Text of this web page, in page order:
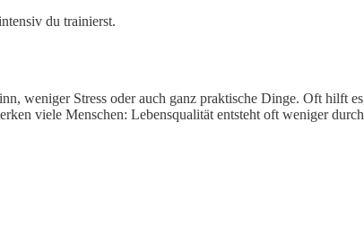
du trainierst.
weniger Stress oder auch ganz praktische Dinge. Oft hilft
viele Menschen: Lebensqualität entsteht oft weniger